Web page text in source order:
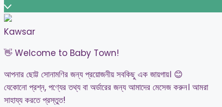
Kawsar
👋 Welcome to Baby Town!
আপনার ছোট্ট সোনামণির জন্য প্রয়োজনীয় সবকিছু এক জায়গায়। 😊
যেকোনো প্রশ্ন, পণ্যের তথ্য বা অর্ডারের জন্য আমাদের মেসেজ করুন। আমরা
সাহায্য করতে প্রস্তুত!